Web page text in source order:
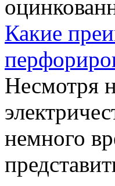
Какие
Несмотря
немного